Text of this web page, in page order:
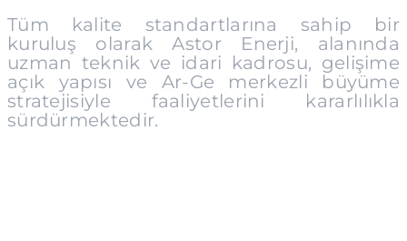
Tüm kalite standartlarına sahip bir
kuruluş olarak Astor Enerji, alanında
uzman teknik ve idari kadrosu, gelişime
açık yapısı ve Ar-Ge merkezli büyüme
stratejisiyle faaliyetlerini kararlılıkla
sürdürmektedir.